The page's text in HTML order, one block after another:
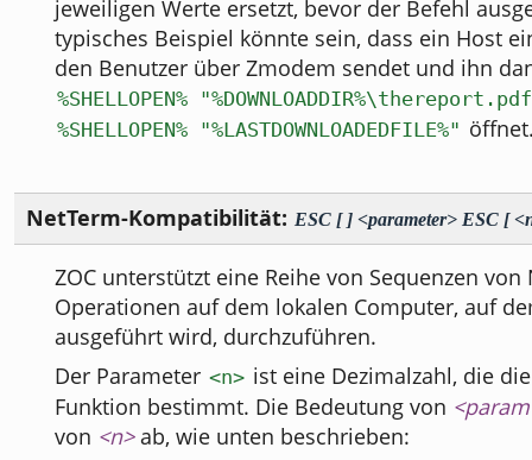
jeweiligen Werte ersetzt, bevor der Befehl
typisches Beispiel könnte sein, dass ein Host
den Benutzer über Zmodem sendet und ihn
%SHELLOPEN%
%SHELLOPEN% "%LASTDOWNLOADEDFILE%"
NetTerm-Kompatibilität: ESC [ ] <parameter> ESC [
ZOC unterstützt eine Reihe von Sequenzen von
Operationen auf dem lokalen Computer, auf
ausgeführt wird, durchzuführen.
Der Parameter <n> ist eine Dezimalzahl, die
Funktion bestimmt. Die Bedeutung von
von <n>ab, wie unten beschrieben: